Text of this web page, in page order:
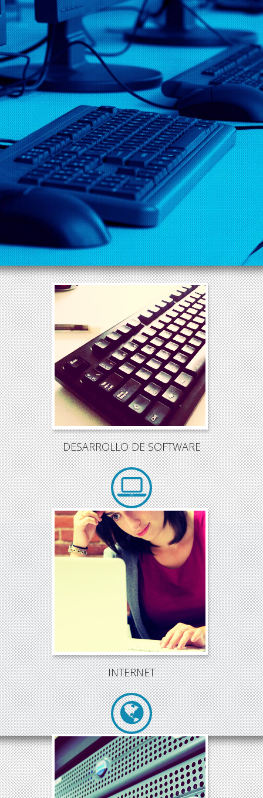
Elsoftware
es una pieza esencial para
el funcionamiento de lasempresas.
Tanto soluciones estándar y cerrradas
como solucionesa medida.
DESARROLLO DE SOFTWARE
Internetes el repositorio más grande
de información que nunca ha existido
al alcance del todo el mundo.
Debemos estar en Internet
y que se
nos encuentre.
INTERNET